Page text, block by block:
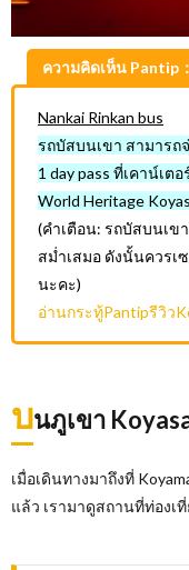
ความคิดเห็น Pantip：
Nankai Rinkan bus
รถบัสบนเขา สามารถ
1 day pass ที่เคาน์เต
World Heritage
(คำเตือน: รถบัสบนเข
สม่ำเสมอ ดังนั้นควรเ
นะคะ)
อ่านกระทู้Pantipรีวิว
บนภูเขา
เมื่อเดินทางมาถึงที่
แล้ว เรามาดูสถานที่ท่องเ